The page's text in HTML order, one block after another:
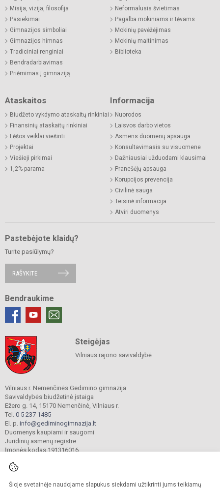
Šioje svetainėje naudojame slapukus siekdami užtikrinti jums teikiamų
Misija, vizija, filosofija
Pasiekimai
Gimnazijos simboliai
Gimnazijos himnas
Tradiciniai renginiai
Bendradarbiavimas
Priėmimas į gimnaziją
Neformalusis švietimas
Pagalba mokiniams ir tėvams
Mokinių pavėžėjimas
Mokinių maitinimas
Biblioteka
Ataskaitos
Biudžeto vykdymo ataskaitų rinkiniai
Finansinių ataskaitų rinkiniai
Lėšos veiklai viešinti
Projektai
Viešieji pirkimai
1,2% parama
Informacija
Nuorodos
Laisvos darbo vietos
Asmens duomenų apsauga
Konsultavimasis su visuomene
Dažniausiai užduodami klausimai
Pranešėjų apsauga
Korupcijos prevencija
Civilinė sauga
Teisinė informacija
Atviri duomenys
Pastebėjote klaidų?
Turite pasiūlymų?
RAŠYKITE
Bendraukime
Steigėjas
Vilniaus rajono savivaldybė
Vilniaus r. Nemenčinės Gedimino gimnazija
Savivaldybės biudžetinė įstaiga
Ežero g. 14, 15170 Nemenčinė, Vilniaus r.
Tel. 0 5 237 1485
El. p. info@gediminogimnazija.lt
Duomenys kaupiami ir saugomi
Juridinių asmenų registre
Įmonės kodas 191316016
© 2025. Vilniaus r. Nemenčinės Gedimino gimnazija. Visos teisės saugomos.